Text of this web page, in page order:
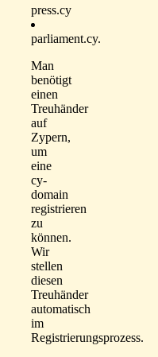
press.cy
parliament.cy.
Man
benötigt
einen
Treuhänder
auf
Zypern,
um
eine
cy-
domain
registrieren
zu
können.
Wir
stellen
diesen
Treuhänder
automatisch
im
Registrierungsprozess.